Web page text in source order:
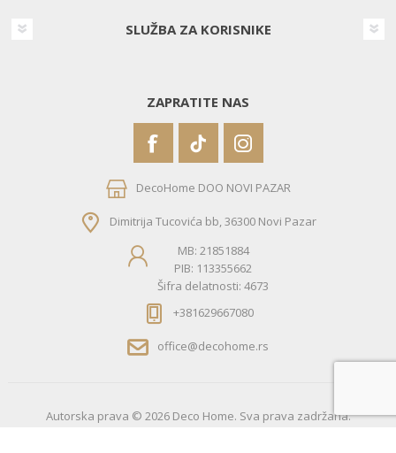
SLUŽBA ZA KORISNIKE
ZAPRATITE NAS
DecoHome DOO NOVI PAZAR
Dimitrija Tucovića bb, 36300 Novi Pazar
MB: 21851884
PIB: 113355662
Šifra delatnosti: 4673
+381629667080
office@decohome.rs
Autorska prava © 2026 Deco Home. Sva prava zadržana.